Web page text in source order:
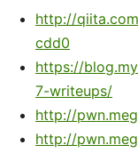
http://
cdd0
https://
7-writeups/
http://
http://